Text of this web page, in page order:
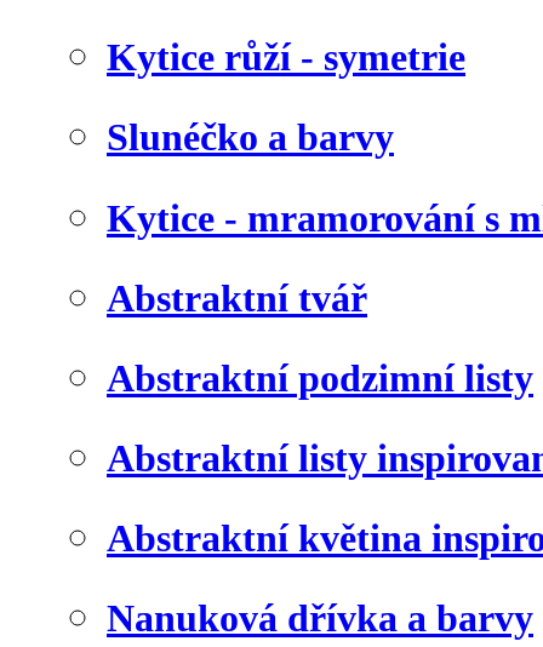
Kytice růží - symetrie
Slunéčko a barvy
Kytice - mramorování s
Abstraktní tvář
Abstraktní podzimní listy
Abstraktní listy
Abstraktní květina
Nanuková dřívka a barvy